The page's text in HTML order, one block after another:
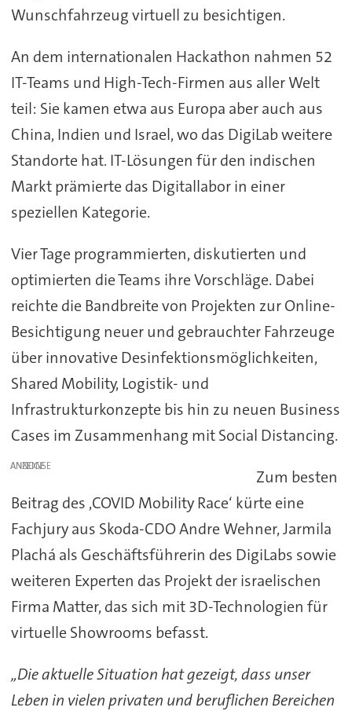
Wunschfahrzeug virtuell zu besichtigen.
An dem internationalen Hackathon nahmen 52
IT-Teams und High-Tech-Firmen aus aller Welt
teil: Sie kamen etwa aus Europa aber auch aus
China, Indien und Israel, wo das DigiLab weitere
Standorte hat. IT-Lösungen für den indischen
Markt prämierte das Digitallabor in einer
speziellen Kategorie.
Vier Tage programmierten, diskutierten und
optimierten die Teams ihre Vorschläge. Dabei
reichte die Bandbreite von Projekten zur Online-
Besichtigung neuer und gebrauchter Fahrzeuge
über innovative Desinfektionsmöglichkeiten,
Shared Mobility, Logistik- und
Infrastrukturkonzepte bis hin zu neuen Business
Cases im Zusammenhang mit Social Distancing.
ANZEIGE
Zum besten
Beitrag des ,COVID Mobility Race‘ kürte eine
Fachjury aus Skoda-CDO Andre Wehner, Jarmila
Plachá als Geschäftsführerin des DigiLabs sowie
weiteren Experten das Projekt der israelischen
Firma Matter, das sich mit 3D-Technologien für
virtuelle Showrooms befasst.
„Die aktuelle Situation hat gezeigt, dass unser
Leben in vielen privaten und beruflichen Bereichen